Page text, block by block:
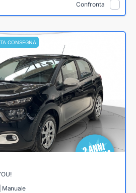
Confronta
CONSEGNA
Manuale